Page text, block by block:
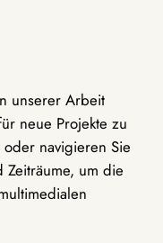
unserer Arbeit
neue Projekte zu
navigieren Sie
um die